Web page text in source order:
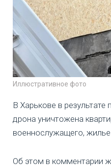
Иллюстративное фото
В Харькове в
дрона уничтожена
военнослужащего,
Об этом в комментарии